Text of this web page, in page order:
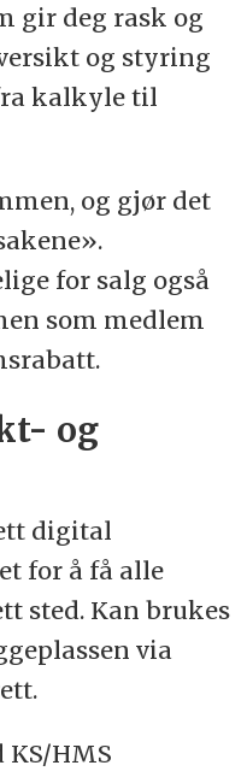
gir deg rask og
og styring
kalkyle til
og gjør det
for salg også
som medlem
og
digital
for å få alle
sted. Kan brukes
via
HMS